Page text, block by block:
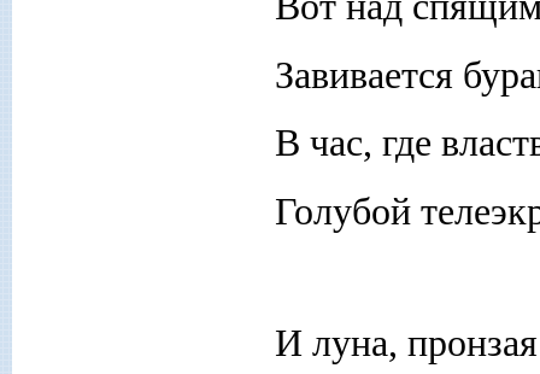
Завивается
В час, где
Голубой
И луна,